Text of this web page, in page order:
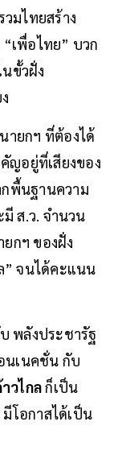
มไทยสร้าง
เพื่อไทย” บวก
ขั้วฝั่ง
ายกฯ ที่ต้องได้
ญอยู่ที่เสียงของ
กพื้นฐานความ
ส.ว. จำนวน
กฯ ของฝั่ง
” จนได้คะแนน
พลังประชารัฐ
นเนคชั่น กับ
วไกลก็เป็น
มีโอกาสได้เป็น